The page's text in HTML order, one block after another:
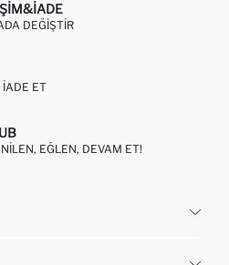
DEĞIŞTIR
IADE ET
EĞLEN, DEVAM ET!